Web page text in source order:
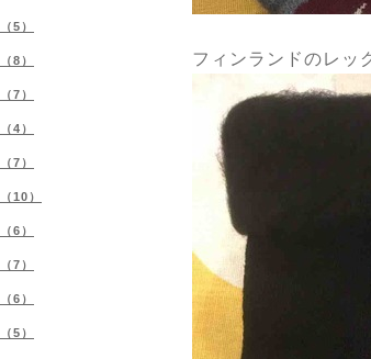
フィンランドのレッ
5）
8）
7）
4）
7）
10）
6）
7）
6）
5）